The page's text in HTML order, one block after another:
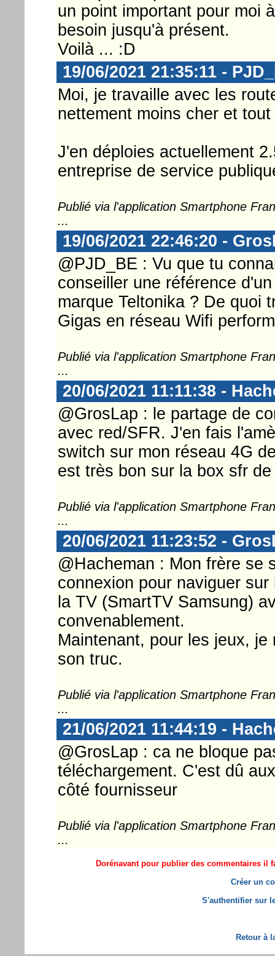
un point important pour moi
besoin jusqu'à présent.
Voilà ... :D
19/06/2021 21:35:11 -
Moi, je travaille avec les
nettement moins cher et
J'en déploies actuellement
entreprise de service
Publié via l'application Smartphone
...
19/06/2021 22:46:20 -
@PJD_BE : Vu que tu
conseiller une référence
marque Teltonika ? De quoi
Gigas en réseau Wifi
Publié via l'application Smartphone
...
20/06/2021 11:11:38 -
@GrosLap : le partage de
avec red/SFR. J'en fais
switch sur mon réseau 4G
est très bon sur la box sfr
Publié via l'application Smartphone
...
20/06/2021 11:23:52 -
@Hacheman : Mon frère se
connexion pour naviguer
la TV (SmartTV Samsung)
convenablement.
Maintenant, pour les jeux,
son truc.
Publié via l'application Smartphone
...
21/06/2021 11:44:19 -
@GrosLap : ca ne bloque
téléchargement. C'est dû
côté fournisseur
Publié via l'application Smartphone
...
Dorénavant pour publier des commentaires il
Créer un
S'authentifier sur
Retour à